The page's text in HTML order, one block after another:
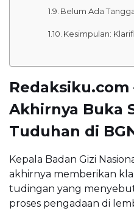
Belum Ada
Kesimpulan:
Redaksiku.com
Akhirnya Buka
Tuduhan di
Kepala Badan Gizi
akhirnya memberikan
tudingan yang
proses pengadaan di